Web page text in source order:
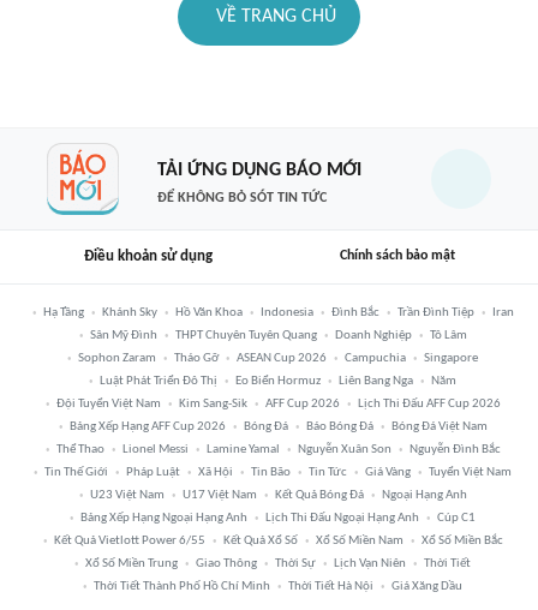
VỀ TRANG CHỦ
TẢI ỨNG DỤNG BÁO MỚI
ĐỂ KHÔNG BỎ SÓT TIN TỨC
Điều khoản sử dụng Chính sách bảo mật
Hạ Tầng Khánh Sky Hồ Văn Khoa Indonesia Đình Bắc Trần Đình Tiệp
Iran
Sân Mỹ Đình
THPT Chuyên Tuyên Quang Doanh Nghiệp
Tô Lâm
Sophon Zaram
Tháo Gỡ ASEAN Cup 2026 Campuchia
Singapore
Luật Phát Triển Đô Thị
Eo Biển Hormuz Liên Bang Nga
Năm
Đội Tuyển Việt Nam
Kim Sang-Sik AFF Cup 2026
Lịch Thi Đấu AFF Cup 2026
Bảng Xếp Hạng AFF Cup 2026
Bóng Đá Báo Bóng Đá
Bóng Đá Việt Nam
Thể Thao
Lionel Messi Lamine Yamal Nguyễn Xuân Son
Nguyễn Đình Bắc
Tin Thế Giới
Pháp Luật Xã Hội Tin Bão Tin Tức Giá Vàng
Tuyển Việt Nam
U23 Việt Nam
U17 Việt Nam Kết Quả Bóng Đá
Ngoại Hạng Anh
Bảng Xếp Hạng Ngoại Hạng Anh
Lịch Thi Đấu Ngoại Hạng Anh
Cúp C1
Kết Quả Vietlott Power 6/55
Kết Quả Xổ Số Xổ Số Miền Nam
Xổ Số Miền Bắc
Xổ Số Miền Trung
Giao Thông Thời Sự Lịch Vạn Niên
Thời Tiết
Thời Tiết Thành Phố Hồ Chí Minh
Thời Tiết Hà Nội Giá Xăng Dầu